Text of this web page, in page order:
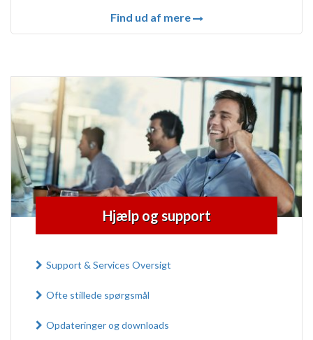
Find ud af mere
Hjælp og support
Support & Services Oversigt
Ofte stillede spørgsmål
Opdateringer og downloads